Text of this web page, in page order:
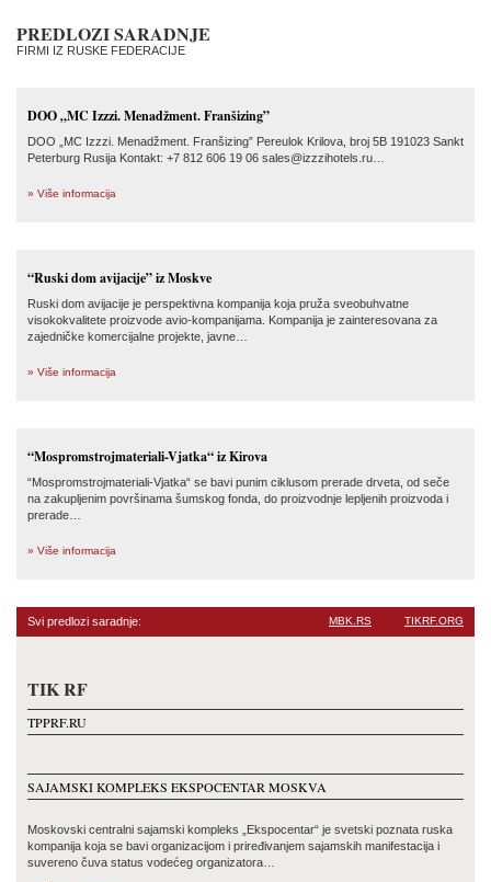
PREDLOZI SARADNJE
FIRMI IZ RUSKE FEDERACIJE
DOO „MC Izzzi. Menadžment. Franšizing”
DOO „MC Izzzi. Menadžment. Franšizing” Pereulok Krilova, broj 5B 191023 Sankt
Peterburg Rusija Kontakt: +7 812 606 19 06 sales@izzzihotels.ru…
» Više informacija
“Ruski dom avijacije” iz Moskve
Ruski dom avijacije je perspektivna kompanija koja pruža sveobuhvatne
visokokvalitete proizvode avio-kompanijama. Kompanija je zainteresovana za
zajedničke komercijalne projekte, javne…
» Više informacija
“Mospromstrojmateriali-Vjatka“ iz Kirova
“Mospromstrojmateriali-Vjatka“ se bavi punim ciklusom prerade drveta, od seče
na zakupljenim površinama šumskog fonda, do proizvodnje lepljenih proizvoda i
prerade…
» Više informacija
Svi predlozi saradnje: TIKRF.ORG
MBK.RS
TIK RF
TPPRF.RU
SAJAMSKI KOMPLEKS EKSPOCENTAR MOSKVA
Moskovski centralni sajamski kompleks „Ekspocentar“ je svetski poznata ruska
kompanija koja se bavi organizacijom i priređivanjem sajamskih manifestacija i
suvereno čuva status vodećeg organizatora…